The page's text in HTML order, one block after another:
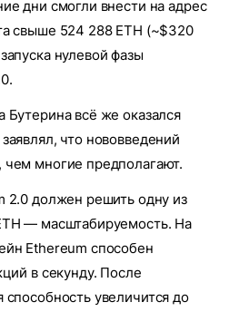
дни смогли внести на адрес
свыше 524 288 ETH (~$320
нулевой фазы
Бутерина всё же оказался
что нововведений
многие предполагают.
2.0 должен решить одну из
— масштабируемость. На
Ethereum способен
в секунду. После
увеличится до